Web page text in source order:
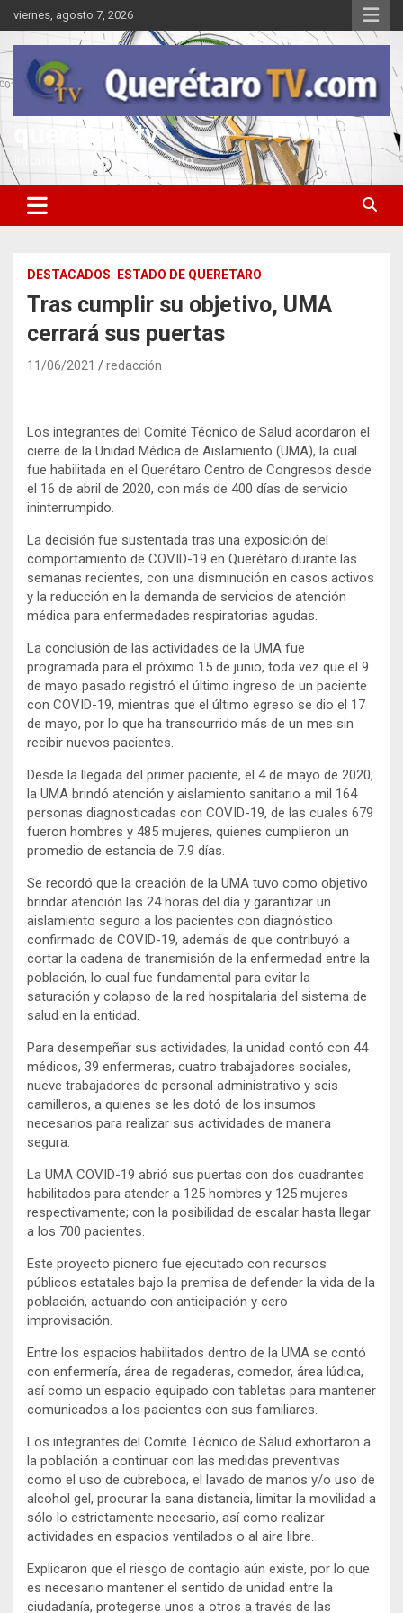
Saltar
al
contenido
viernes, agosto 7, 2026
queretarotv
Información y entretenimiento
DESTACADOS ESTADO DE QUERETARO
Tras cumplir su objetivo, UMA
cerrará sus puertas
11/06/2021 redacción
Los integrantes del Comité Técnico de Salud acordaron el
cierre de la Unidad Médica de Aislamiento (UMA), la cual
fue habilitada en el Querétaro Centro de Congresos desde
el 16 de abril de 2020, con más de 400 días de servicio
ininterrumpido.
La decisión fue sustentada tras una exposición del
comportamiento de COVID-19 en Querétaro durante las
semanas recientes, con una disminución en casos activos
y la reducción en la demanda de servicios de atención
médica para enfermedades respiratorias agudas.
La conclusión de las actividades de la UMA fue
programada para el próximo 15 de junio, toda vez que el 9
de mayo pasado registró el último ingreso de un paciente
con COVID-19, mientras que el último egreso se dio el 17
de mayo, por lo que ha transcurrido más de un mes sin
recibir nuevos pacientes.
Desde la llegada del primer paciente, el 4 de mayo de 2020,
la UMA brindó atención y aislamiento sanitario a mil 164
personas diagnosticadas con COVID-19, de las cuales 679
fueron hombres y 485 mujeres, quienes cumplieron un
promedio de estancia de 7.9 días.
Se recordó que la creación de la UMA tuvo como objetivo
brindar atención las 24 horas del día y garantizar un
aislamiento seguro a los pacientes con diagnóstico
confirmado de COVID-19, además de que contribuyó a
cortar la cadena de transmisión de la enfermedad entre la
población, lo cual fue fundamental para evitar la
saturación y colapso de la red hospitalaria del sistema de
salud en la entidad.
Para desempeñar sus actividades, la unidad contó con 44
médicos, 39 enfermeras, cuatro trabajadores sociales,
nueve trabajadores de personal administrativo y seis
camilleros, a quienes se les dotó de los insumos
necesarios para realizar sus actividades de manera
segura.
La UMA COVID-19 abrió sus puertas con dos cuadrantes
habilitados para atender a 125 hombres y 125 mujeres
respectivamente; con la posibilidad de escalar hasta llegar
a los 700 pacientes.
Este proyecto pionero fue ejecutado con recursos
públicos estatales bajo la premisa de defender la vida de la
población, actuando con anticipación y cero
improvisación.
Entre los espacios habilitados dentro de la UMA se contó
con enfermería, área de regaderas, comedor, área lúdica,
así como un espacio equipado con tabletas para mantener
comunicados a los pacientes con sus familiares.
Los integrantes del Comité Técnico de Salud exhortaron a
la población a continuar con las medidas preventivas
como el uso de cubreboca, el lavado de manos y/o uso de
alcohol gel, procurar la sana distancia, limitar la movilidad a
sólo lo estrictamente necesario, así como realizar
actividades en espacios ventilados o al aire libre.
Explicaron que el riesgo de contagio aún existe, por lo que
es necesario mantener el sentido de unidad entre la
ciudadanía, protegerse unos a otros a través de las